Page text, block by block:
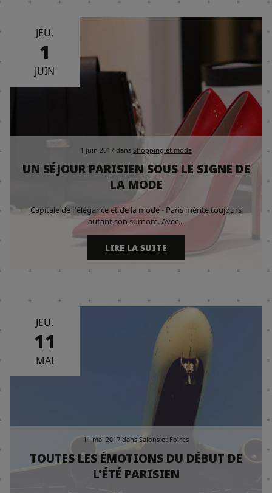
JEU.
1
JUIN
1 juin 2017 dans Shopping et mode
UN SÉJOUR PARISIEN SOUS LE SIGNE DE
LA MODE
Capitale de l'élégance et de la mode - Paris mérite toujours
autant son surnom. Avec...
LIRE LA SUITE
JEU.
11
MAI
11 mai 2017 dans Salons et Foires
TOUTES LES ÉMOTIONS DU DÉBUT DE
L'ÉTÉ PARISIEN